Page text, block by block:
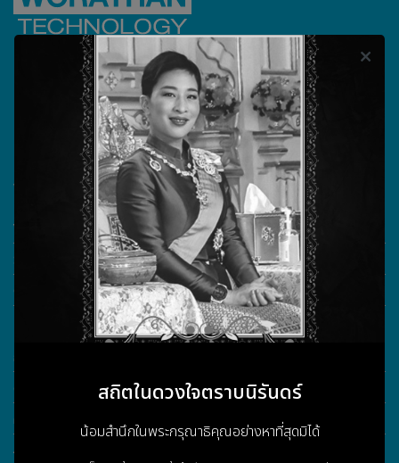
บริษัท วรธันย์ เทคโนโลยี จำกัด
555/104 ถนนสุขาภิบาล 5 แขวงออเงิน เขตสายไหม
กรุงเทพมหานคร 10220
วันทำการ จันทร์ - ศุกร์ เวลา 08.30 - 17.30 น.
เลขประจำตัวผู้เสียภาษี 0105555180721
What More?
Video Conference
Smart Classroom
Online learning
Customer Service
การรับประกันสินค้า
ดาวน์โหลดข้อมูล
คำถามที่พบบ่อย / FAQ
About Us
สถิตในดวงใจตราบนิรันดร์
น้อมสำนึกในพระกรุณาธิคุณอย่างหาที่สุดมิได้